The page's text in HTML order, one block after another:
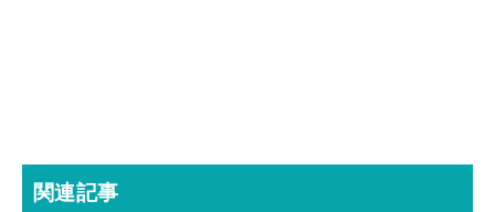
関連記事